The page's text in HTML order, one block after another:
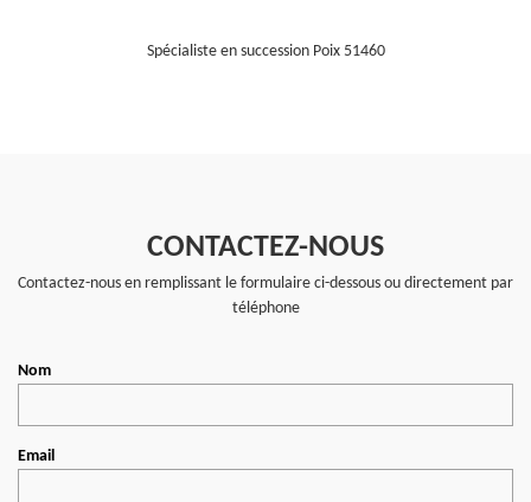
Spécialiste en succession Poix 51460
CONTACTEZ-NOUS
Contactez-nous en remplissant le formulaire ci-dessous ou directement par
téléphone
Nom
Email